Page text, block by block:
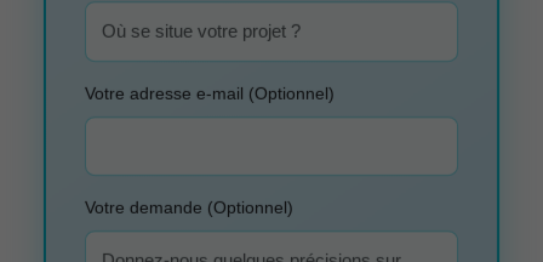
Votre adresse e-mail (Optionnel)
Votre demande (Optionnel)